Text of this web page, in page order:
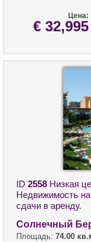
Цена:
€ 32,995
ID 2558 Низкая
Недвижимость
сдачи в аренду.
Солнечный
Площадь: 74.00